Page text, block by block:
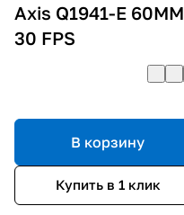
Axis Q1941-E 60MM
30 FPS
В корзину
Купить в 1 клик